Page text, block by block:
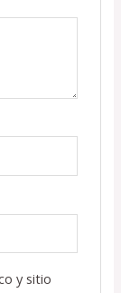
y sitio